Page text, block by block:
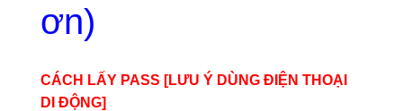
ơn)
CÁCH LẤY PASS [LƯU Ý DÙNG ĐIỆN THOẠI
DI ĐỘNG]